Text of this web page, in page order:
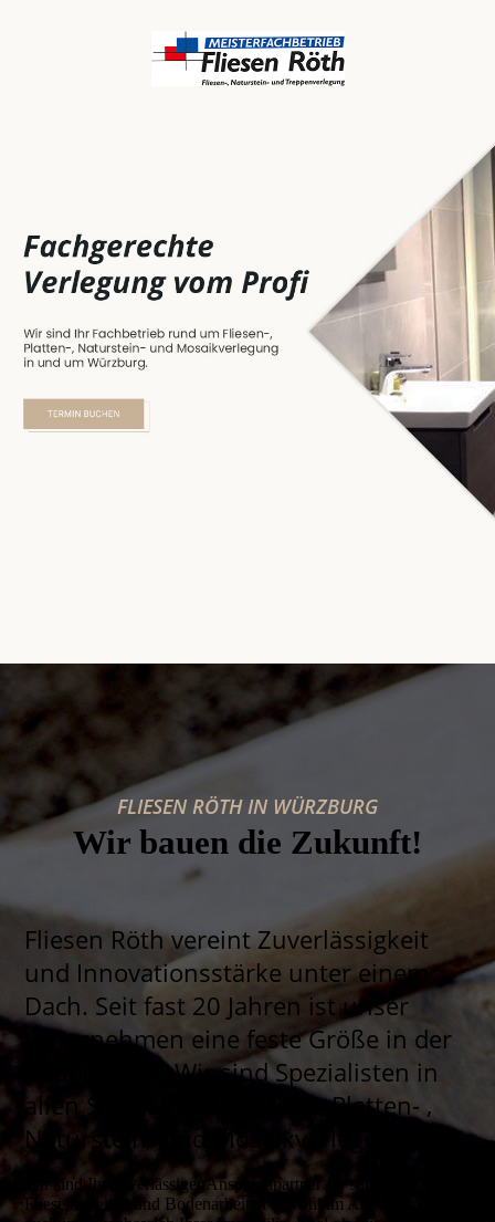
FLIESEN RÖTH IN WÜRZBURG
Wir bauen die Zukunft!
Fliesen Röth vereint Zuverlässigkeit
und Innovations­stärke unter einem
Dach. Seit fast 20 Jahren ist unser
Unternehmen eine feste Größe in der
branche. Wir sind Spezialisten in
allen Sparten der
Fliesen- , Platten- ,
Naturstein- und Mosaikverlegung
Wir sind Ihr zuverlässiger Ansprechpartner für sämtliche
Fliesenarbeiten und Bodenarbeiten sowohl im Außenbereich als